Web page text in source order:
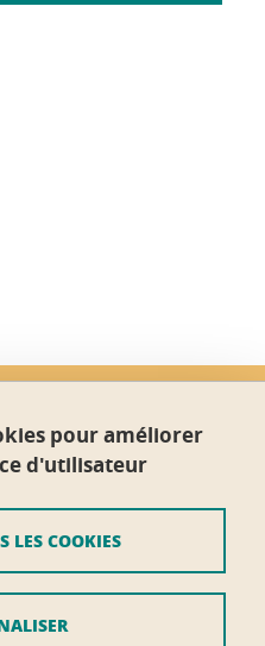
LinkedIn
Martin-d'Hères
pour améliorer
d'utilisateur
LES COOKIES